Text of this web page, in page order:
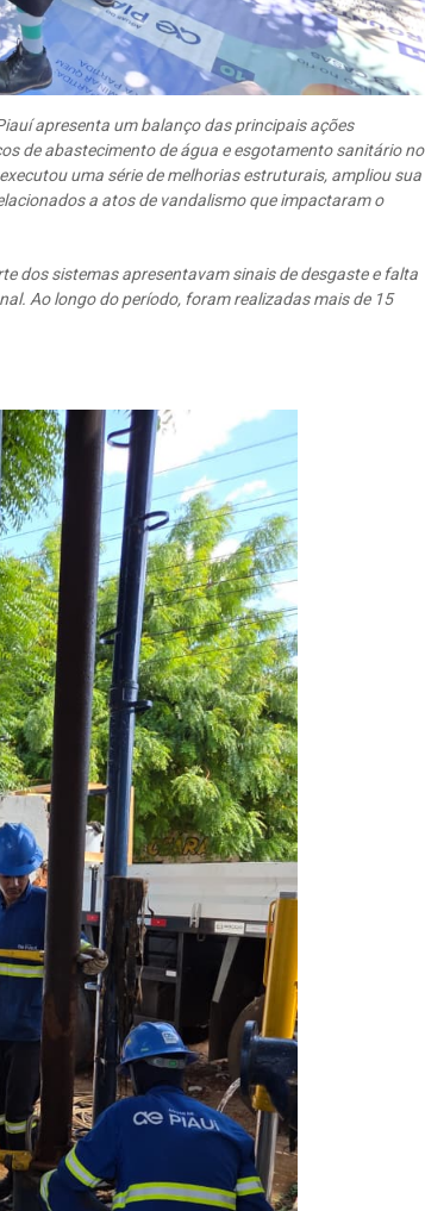
apresenta um balanço das principais ações
de abastecimento de água e esgotamento sanitário no
uma série de melhorias estruturais, ampliou sua
a atos de vandalismo que impactaram o
dos sistemas apresentavam sinais de desgaste e falta
Ao longo do período, foram realizadas mais de 15